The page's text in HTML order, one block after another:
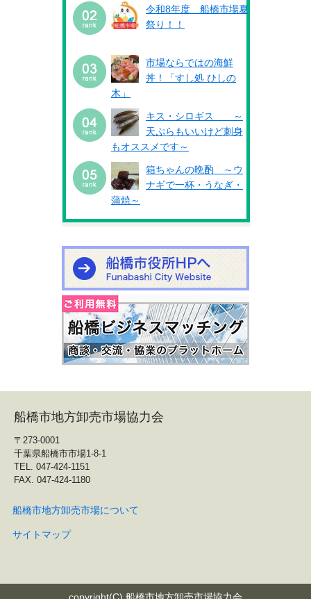
令和8年度 船橋市場夏
祭り！！
市場ならではの海鮮
丼！「すし処 ひしの
木」
キス・シロギス ～
天ぷらもいいけど刺身
もオススメです～
箱ちゃんの晩酌 ～ウ
ナギで一杯・うなぎ・
蒲焼～
船橋市地方卸売市場協力会
〒273-0001
千葉県船橋市市場1-8-1
TEL. 047-424-1151
FAX. 047-424-1180
船橋市地方卸売市場について
サイトマップ
copyright(C) 船橋市地方卸売市場協力会